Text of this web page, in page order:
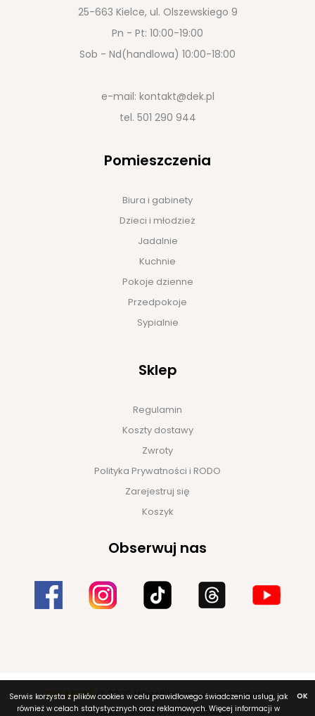
Serwis korzysta z plików cookies w celu prawidłowego świadczenia usług, jak
również w celach statystycznych oraz reklamowych. Więcej informacji w
OK
25-663 Kielce, ul. Olszewskiego 9
Pn - Pt: 10:00-19:00
Sob - Nd(handlowa) 10:00-18:00
e-mail: kontakt@dek.pl
tel. 501 290 944
Pomieszczenia
Biura i gabinety
Dzieci i młodzież
Jadalnie
Kuchnie
Pokoje dzienne
Przedpokoje
Sypialnie
Sklep
Regulamin
Koszty dostawy
Zwroty
Polityka Prywatności i RODO
Zarejestruj się
Koszyk
Obserwuj nas
DEK MEBLE© 2026 Wszelkie prawa zastrzeżone
Projekt i realizacjaNET-atak.pl